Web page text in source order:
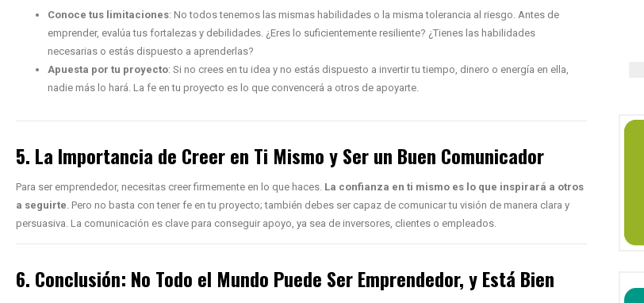
Conoce tus limitaciones: No todos tenemos las mismas habilidades o la misma tolerancia al riesgo. Antes de
emprender, evalúa tus fortalezas y debilidades. ¿Eres lo suficientemente resiliente? ¿Tienes las habilidades
necesarias o estás dispuesto a aprenderlas?
Apuesta por tu proyecto: Si no crees en tu idea y no estás dispuesto a invertir tu tiempo, dinero o energía en ella,
nadie más lo hará. La fe en tu proyecto es lo que convencerá a otros de apoyarte.
5. La Importancia de Creer en Ti Mismo y Ser un Buen Comunicador
Para ser emprendedor, necesitas creer firmemente en lo que haces. La confianza en ti mismo es lo que inspirará a otros
a seguirte. Pero no basta con tener fe en tu proyecto; también debes ser capaz de comunicar tu visión de manera clara y
persuasiva. La comunicación es clave para conseguir apoyo, ya sea de inversores, clientes o empleados.
6. Conclusión: No Todo el Mundo Puede Ser Emprendedor, y Está Bien